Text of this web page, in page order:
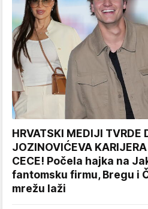
HRVATSKI MEDIJI TVRDE
JOZINOVIĆEVA
CECE! Počela hajka na
fantomsku firmu, Bregu i
mrežu laži